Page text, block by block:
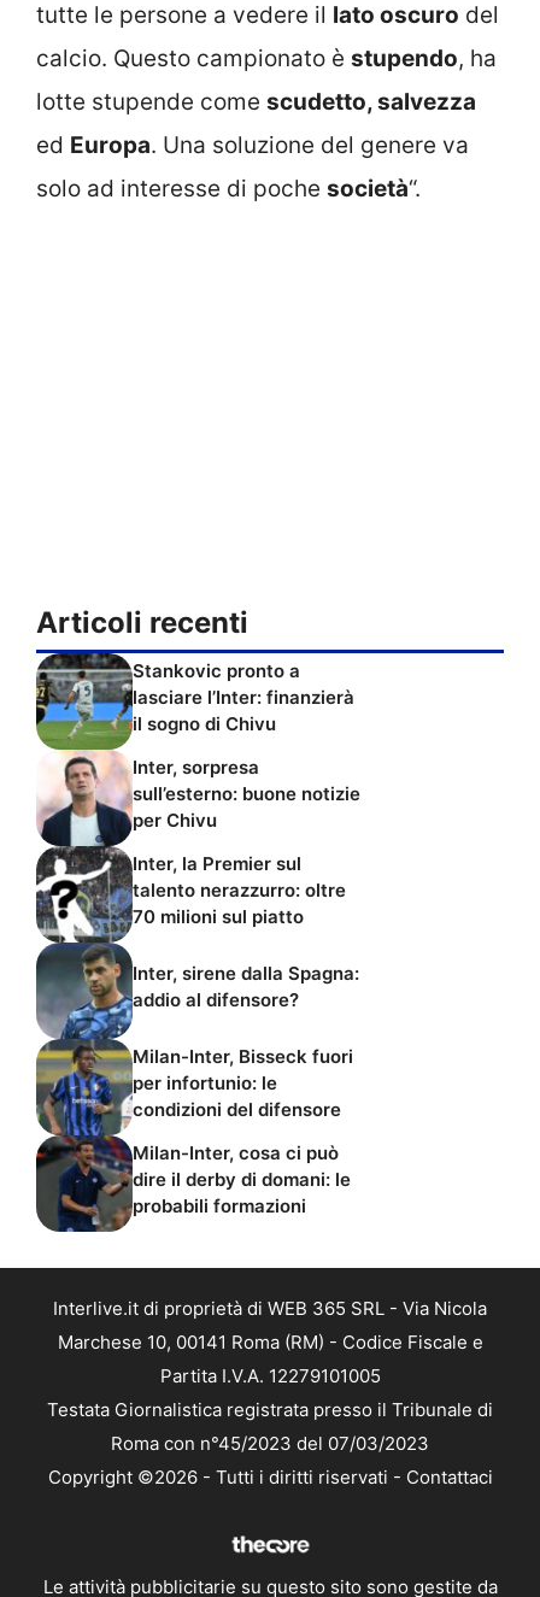
tutte le persone a vedere il lato oscuro del
calcio. Questo campionato è stupendo, ha
lotte stupende come scudetto, salvezza
ed Europa. Una soluzione del genere va
solo ad interesse di poche società“.
Articoli recenti
Stankovic pronto a
lasciare l’Inter: finanzierà
il sogno di Chivu
Inter, sorpresa
sull’esterno: buone notizie
per Chivu
Inter, la Premier sul
talento nerazzurro: oltre
70 milioni sul piatto
Inter, sirene dalla Spagna:
addio al difensore?
Milan-Inter, Bisseck fuori
per infortunio: le
condizioni del difensore
Milan-Inter, cosa ci può
dire il derby di domani: le
probabili formazioni
Interlive.it di proprietà di WEB 365 SRL - Via Nicola
Marchese 10, 00141 Roma (RM) - Codice Fiscale e
Partita I.V.A. 12279101005
Testata Giornalistica registrata presso il Tribunale di
Roma con n°45/2023 del 07/03/2023
Copyright ©2026 - Tutti i diritti riservati - Contattaci
Le attività pubblicitarie su questo sito sono gestite da